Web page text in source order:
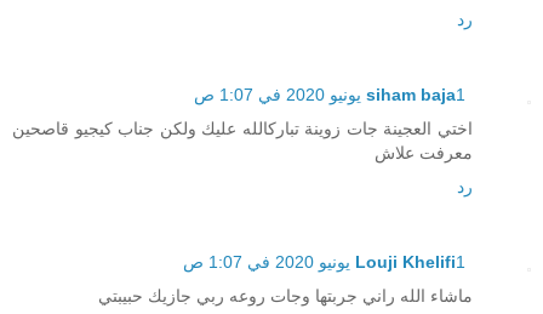
رد
siham baja1 يونيو 2020 في 1:07 ص
اختي العجينة جات زوينة تباركالله عليك ولكن جناب كيجيو قاصحين
معرفت علاش
رد
Louji Khelifi1 يونيو 2020 في 1:07 ص
ماشاء الله راني جربتها وجات روعه ربي جازيك حبيبتي